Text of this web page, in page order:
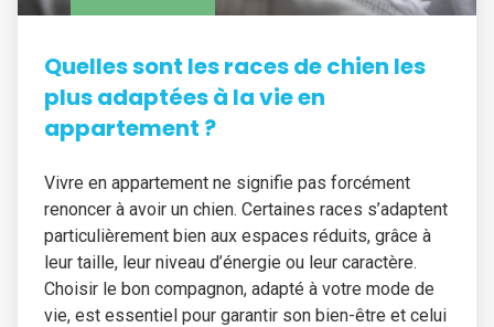
Quelles sont les races de chien les
plus adaptées à la vie en
appartement ?
Vivre en appartement ne signifie pas forcément
renoncer à avoir un chien. Certaines races s’adaptent
particulièrement bien aux espaces réduits, grâce à
leur taille, leur niveau d’énergie ou leur caractère.
Choisir le bon compagnon, adapté à votre mode de
vie, est essentiel pour garantir son bien-être et celui